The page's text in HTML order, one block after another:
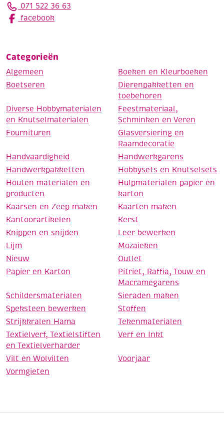
071 522 36 63
facebook
Categorieën
Algemeen
Boeken en Kleurboeken
Boetseren
Dierenpakketten en
toebehoren
Diverse Hobbymaterialen
en Knutselmaterialen
Feestmateriaal,
Schminken en Veren
Fournituren
Glasversiering en
Raamdecoratie
Handvaardigheid
Handwerkgarens
Handwerkpakketten
Hobbysets en Knutselsets
Houten materialen en
producten
Hulpmaterialen papier en
karton
Kaarsen en Zeep maken
Kaarten maken
Kantoorartikelen
Kerst
Knippen en snijden
Leer bewerken
Lijm
Mozaieken
Nieuw
Outlet
Papier en Karton
Pitriet, Raffia, Touw en
Macramegarens
Schildersmaterialen
Sieraden maken
Speksteen bewerken
Stoffen
Strijkkralen Hama
Tekenmaterialen
Textielverf, Textielstiften
en Textielverharder
Verf en Inkt
Vilt en Wolvilten
Voorjaar
Vormgieten